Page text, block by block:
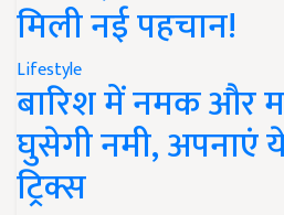
मिली नई पहचान!
Lifestyle
बारिश में नमक और
घुसेगी नमी, अपनाएं
ट्रिक्स